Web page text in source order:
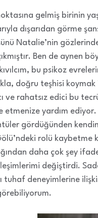
gelmiş birinin
dışarıdan görme
Natalie’nin
Ben de aynen
bu psikoz
doğru teşhisi
ve rahatsız edici bu
yardım ediyor.
gördüğünden
rolü kaybetme
daha çok şey
değiştirdi.
tuhaf deneyimlerine